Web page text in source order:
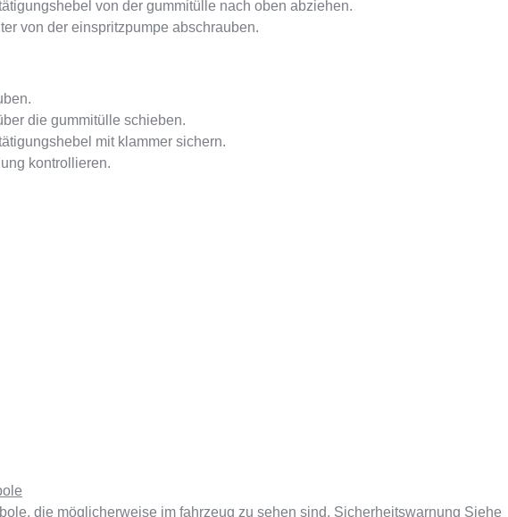
von der gummitülle nach oben abziehen.
von der einspritzpumpe abschrauben.
die gummitülle schieben.
mit klammer sichern.
kontrollieren.
die möglicherweise im fahrzeug zu sehen sind. Sicherheitswarnung Siehe